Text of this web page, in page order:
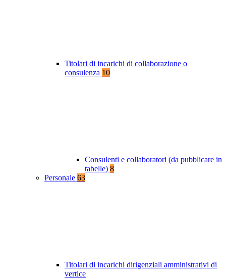
Titolari di incarichi di collaborazione o
consulenza 10
Consulenti e collaboratori (da pubblicare in
tabelle) 8
Personale 63
Titolari di incarichi dirigenziali amministrativi di
vertice